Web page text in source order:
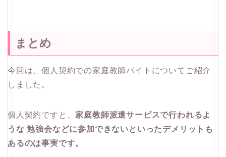
まとめ
今回は、個人契約での家庭教師バイトについてご紹介
しました。
個人契約ですと、 家庭教師派遣サービスで行われるよ
うな 勉強会などに参加できないといったデメリットも
あるのは事実です。